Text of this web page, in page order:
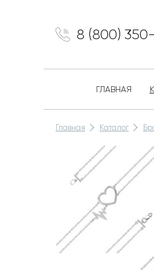
8 (800)
ГЛАВНАЯ
Главная Каталог